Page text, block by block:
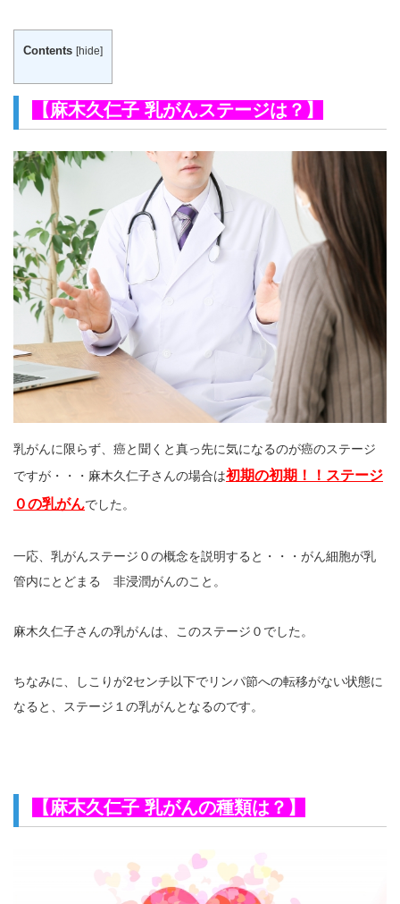
Contents [hide]
【麻木久仁子 乳がんステージは？】
乳がんに限らず、癌と聞くと真っ先に気になるのが癌のステージ
ですが・・・麻木久仁子さんの場合は初期の初期！！ステージ
０の乳がんでした。
一応、乳がんステージ０の概念を説明すると・・・がん細胞が乳
管内にとどまる 非浸潤がんのこと。
麻木久仁子さんの乳がんは、このステージ０でした。
ちなみに、しこりが2センチ以下でリンパ節への転移がない状態に
なると、ステージ１の乳がんとなるのです。
【麻木久仁子 乳がんの種類は？】